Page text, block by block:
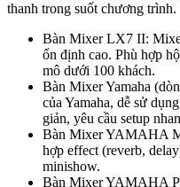
thanh trong suốt chương trình.
Bàn Mixer LX7 II:
ổn định cao. Phù hợp
mô dưới 100 khách.
Bàn Mixer Yamaha
của Yamaha, dễ sử
giản, yêu cầu setup
Bàn Mixer YAMAHA
hợp effect (reverb,
minishow.
Bàn Mixer YAMAHA